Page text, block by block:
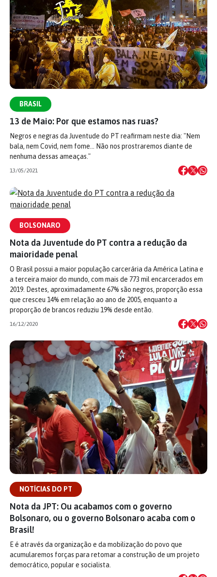
BRASIL
13 de Maio: Por que estamos nas ruas?
Negros e negras da Juventude do PT reafirmam neste dia: "Nem
bala, nem Covid, nem fome… Não nos prostraremos diante de
nenhuma dessas ameaças."
13/05/2021
BOLSONARO
Nota da Juventude do PT contra a redução da
maioridade penal
O Brasil possui a maior população carcerária da América Latina e
a terceira maior do mundo, com mais de 773 mil encarcerados em
2019. Destes, aproximadamente 67% são negros, proporção essa
que cresceu 14% em relação ao ano de 2005, enquanto a
proporção de brancos reduziu 19% desde então.
16/12/2020
NOTÍCIAS DO PT
Nota da JPT: Ou acabamos com o governo
Bolsonaro, ou o governo Bolsonaro acaba com o
Brasil!
E é através da organização e da mobilização do povo que
acumularemos forças para retomar a construção de um projeto
democrático, popular e socialista.